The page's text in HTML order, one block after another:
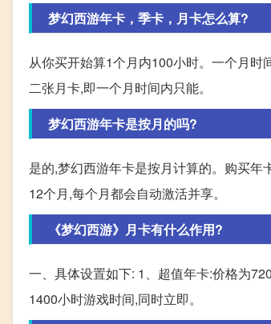
梦幻西游年卡，季卡，月卡怎么算?
从你买开始算1个月内100小时。一个月
二张月卡,即一个月时间内只能。
梦幻西游年卡是按月的吗?
是的,梦幻西游年卡是按月计算的。购买
12个月,每个月都会自动激活并享。
《梦幻西游》月卡有什么作用?
一、具体设置如下: 1、超值年卡:价格为
1400小时游戏时间,同时立即。